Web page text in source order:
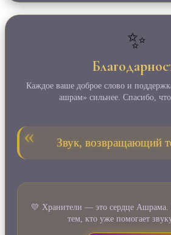
✨
Каждое ваше доброе слово и
ашрам» сильнее. Спасибо,
Звук, возвращающий
💛 Хранители — это сердце Ашрама.
тем, кто уже помогает